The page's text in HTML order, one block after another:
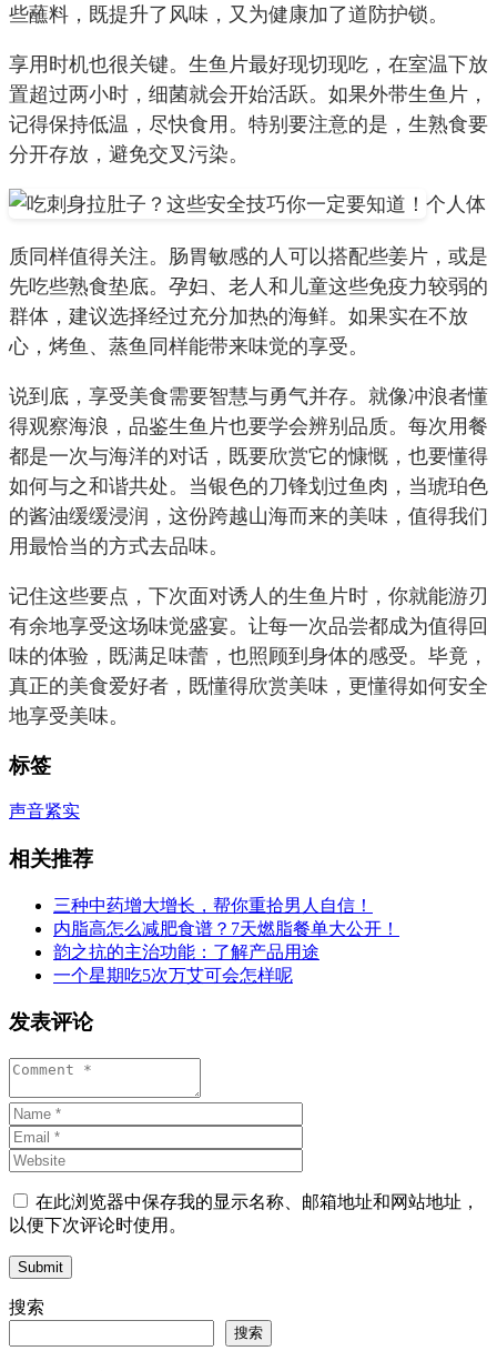
些蘸料，既提升了风味，又为健康加了道防护锁。
享用时机也很关键。生鱼片最好现切现吃，在室温下放
置超过两小时，细菌就会开始活跃。如果外带生鱼片，
记得保持低温，尽快食用。特别要注意的是，生熟食要
分开存放，避免交叉污染。
个人体
质同样值得关注。肠胃敏感的人可以搭配些姜片，或是
先吃些熟食垫底。孕妇、老人和儿童这些免疫力较弱的
群体，建议选择经过充分加热的海鲜。如果实在不放
心，烤鱼、蒸鱼同样能带来味觉的享受。
说到底，享受美食需要智慧与勇气并存。就像冲浪者懂
得观察海浪，品鉴生鱼片也要学会辨别品质。每次用餐
都是一次与海洋的对话，既要欣赏它的慷慨，也要懂得
如何与之和谐共处。当银色的刀锋划过鱼肉，当琥珀色
的酱油缓缓浸润，这份跨越山海而来的美味，值得我们
用最恰当的方式去品味。
记住这些要点，下次面对诱人的生鱼片时，你就能游刃
有余地享受这场味觉盛宴。让每一次品尝都成为值得回
味的体验，既满足味蕾，也照顾到身体的感受。毕竟，
真正的美食爱好者，既懂得欣赏美味，更懂得如何安全
地享受美味。
标签
声音紧实
相关推荐
三种中药增大增长，帮你重拾男人自信！
内脂高怎么减肥食谱？7天燃脂餐单大公开！
韵之抗的主治功能：了解产品用途
一个星期吃5次万艾可会怎样呢
发表评论
在此浏览器中保存我的显示名称、邮箱地址和网站地址，
以便下次评论时使用。
Submit
搜索
搜索